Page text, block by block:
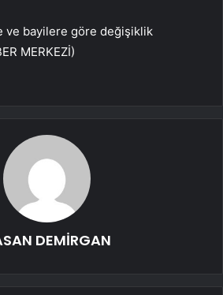
ve bayilere göre değişiklik
MERKEZİ)
DEMİRGAN